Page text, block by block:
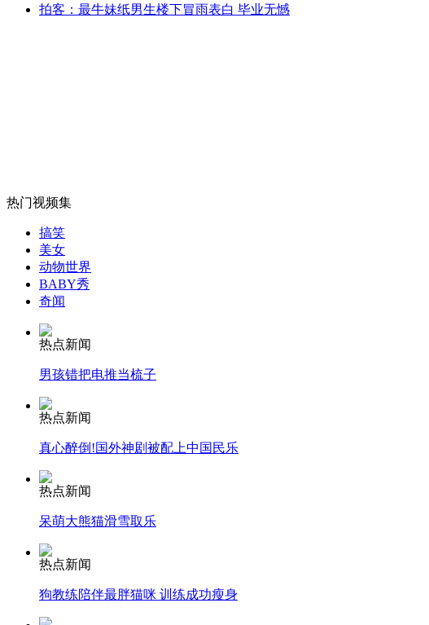
女孩北京地铁殴打老人 痛下狠手拳打脚踢
无痛分娩是否安全 医生回应
外交部：反对强权政治霸凌主义
外交部：有关国家言论片面不公正
走！跟着总书记去植树
拍客：最牛妹纸男生楼下冒雨表白 毕业无憾
热门视频集
搞笑
美女
动物世界
BABY秀
奇闻
热点新闻
男孩错把电推当梳子
热点新闻
真心醉倒!国外神剧被配上中国民乐
热点新闻
呆萌大熊猫滑雪取乐
热点新闻
狗教练陪伴最胖猫咪 训练成功瘦身